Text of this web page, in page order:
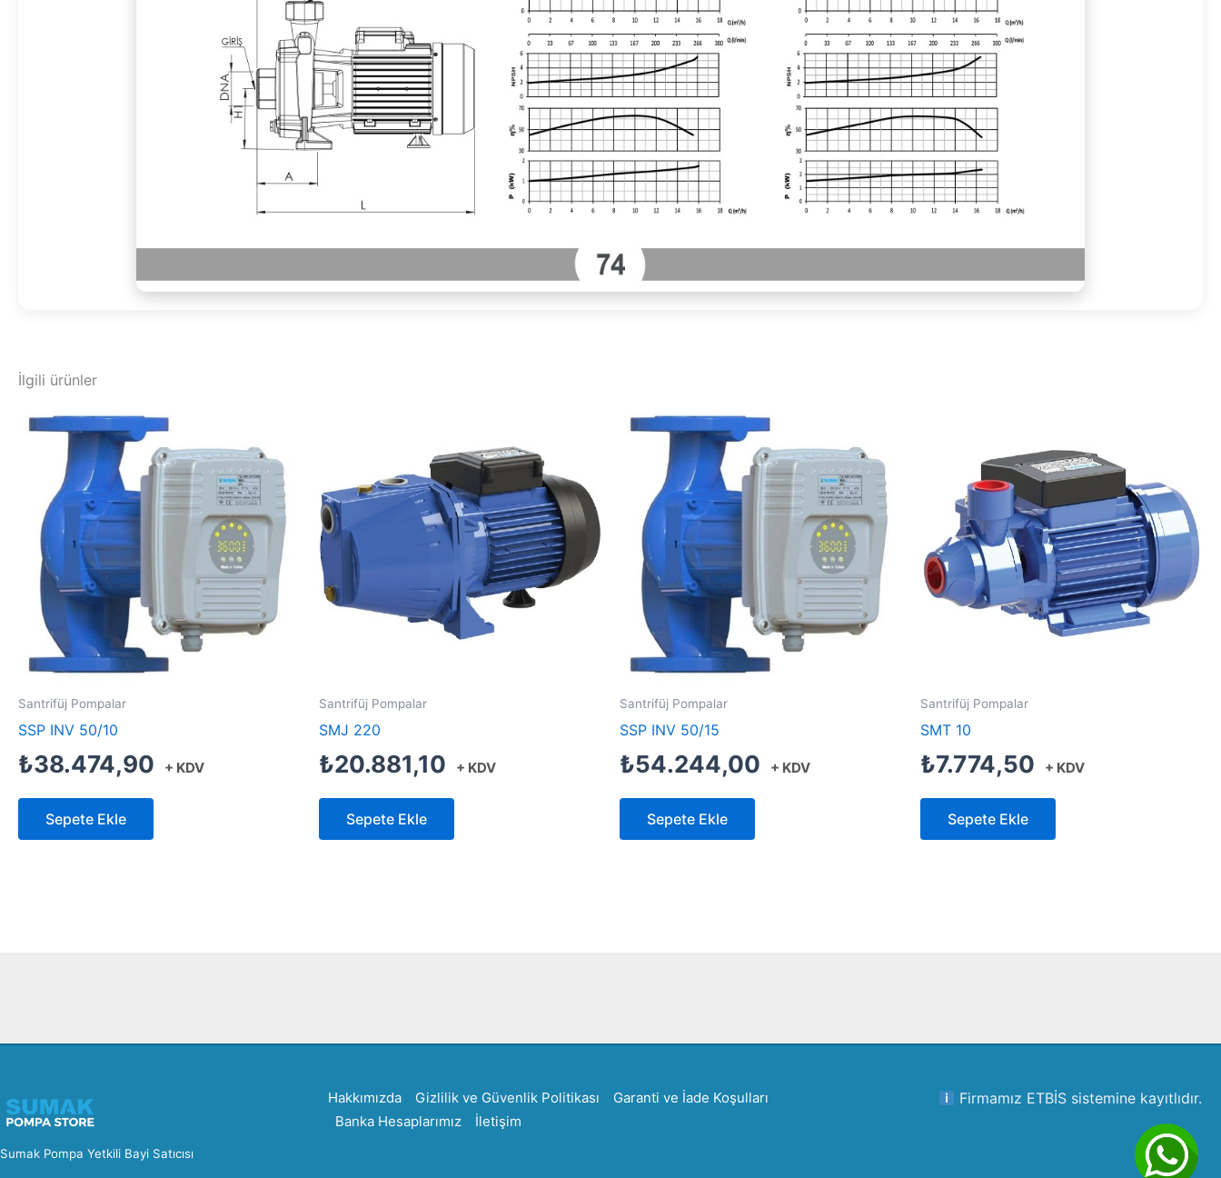
İlgili ürünler
Santrifüj Pompalar
SSP INV 50/10
₺38.474,90 + KDV
Sepete Ekle
Santrifüj Pompalar
SMJ 220
₺20.881,10 + KDV
Sepete Ekle
Santrifüj Pompalar
SSP INV 50/15
₺54.244,00 + KDV
Sepete Ekle
Santrifüj Pompalar
SMT 10
₺7.774,50 + KDV
Sepete Ekle
Sumak Pompa Yetkili Bayi Satıcısı
Hakkımızda Gizlilik ve Güvenlik Politikası
Garanti ve İade Koşulları
Banka Hesaplarımız
İletişim
Firmamız ETBİS sistemine kayıtlıdır.